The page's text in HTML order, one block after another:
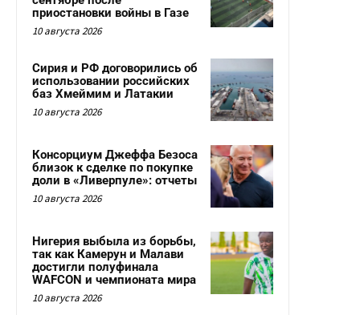
приостановки войны в Газе
10 августа 2026
Сирия и РФ договорились об
использовании российских
баз Хмеймим и Латакии
10 августа 2026
Консорциум Джеффа Безоса
близок к сделке по покупке
доли в «Ливерпуле»: отчеты
10 августа 2026
Нигерия выбыла из борьбы,
так как Камерун и Малави
достигли полуфинала
WAFCON и чемпионата мира
10 августа 2026